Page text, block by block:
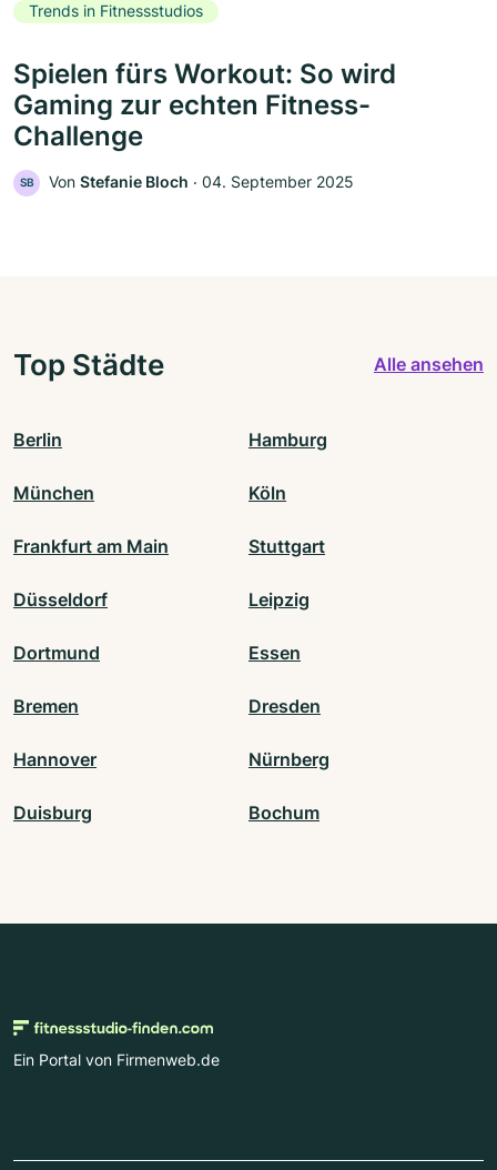
Trends in Fitnessstudios
Spielen fürs Workout: So wird
Gaming zur echten Fitness-
Challenge
SB Von Stefanie Bloch ‧ 04. September 2025
Top Städte Alle ansehen
Berlin Hamburg
München Köln
Frankfurt am Main Stuttgart
Düsseldorf Leipzig
Dortmund Essen
Bremen Dresden
Hannover Nürnberg
Duisburg Bochum
Ein Portal von Firmenweb.de